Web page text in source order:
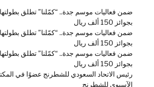
ضمن فعاليات موسم جدة.. “كمّلنا” تطلق بطولتها
بجوائز 150 ألف ريال
ضمن فعاليات موسم جدة.. “كمّلنا” تطلق بطولتها
بجوائز 150 ألف ريال
ضمن فعاليات موسم جدة.. “كمّلنا” تطلق بطولتها
بجوائز 150 ألف ريال
رئيس الاتحاد السعودي للشطرنج عضوًا في المكتب
الآسيوي للشطرنج